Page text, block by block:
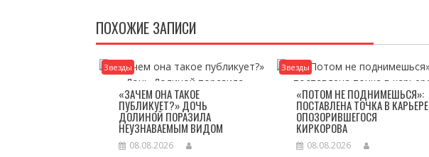
ПОХОЖИЕ ЗАПИСИ
Звезды
«ЗАЧЕМ ОНА ТАКОЕ
ПУБЛИКУЕТ?» ДОЧЬ
ДОЛИНОЙ ПОРАЗИЛА
НЕУЗНАВАЕМЫМ ВИДОМ
08.08.2026
Звезды
«ПОТОМ НЕ ПОДНИМЕШЬСЯ»:
ПОСТАВЛЕНА ТОЧКА В КАРЬЕРЕ
ОПОЗОРИВШЕГОСЯ
КИРКОРОВА
08.08.2026